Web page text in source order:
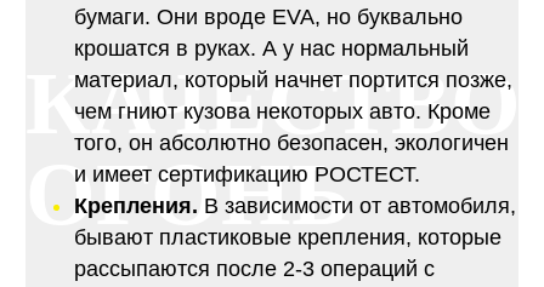
КАЧЕСТВО
ОГОНЬ
бумаги. Они вроде EVA, но буквально
крошатся в руках. А у нас нормальный
материал, который начнет портится позже,
чем гниют кузова некоторых авто. Кроме
того, он абсолютно безопасен, экологичен
и имеет сертификацию РОСТЕСТ.
Крепления. В зависимости от автомобиля,
бывают пластиковые крепления, которые
рассыпаются после 2-3 операций с